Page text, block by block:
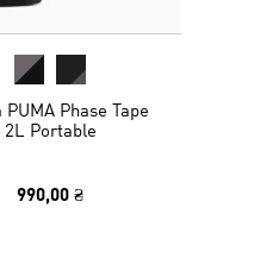
PUMA Phase Tape
2L Portable
990,00 ₴